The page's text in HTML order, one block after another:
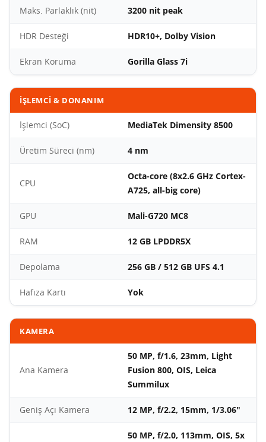
Maks. Parlaklık (nit) 3200 nit peak
HDR Desteği HDR10+, Dolby Vision
Ekran Koruma Gorilla Glass 7i
İŞLEMCI & DONANIM
İşlemci (SoC) MediaTek Dimensity 8500
Üretim Süreci (nm) 4 nm
CPU
Octa-core (8x2.6 GHz Cortex-
A725, all-big core)
GPU Mali-G720 MC8
RAM 12 GB LPDDR5X
Depolama 256 GB / 512 GB UFS 4.1
Hafıza Kartı Yok
KAMERA
Ana Kamera
50 MP, f/1.6, 23mm, Light
Fusion 800, OIS, Leica
Summilux
Geniş Açı Kamera 12 MP, f/2.2, 15mm, 1/3.06"
50 MP, f/2.0, 113mm, OIS, 5x